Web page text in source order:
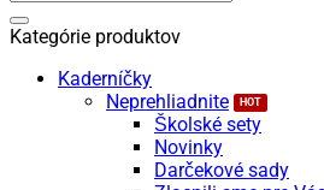
Kategórie produktov
Kaderníčky
Neprehliadnite
Školské sety
Novinky
Darčekové sady